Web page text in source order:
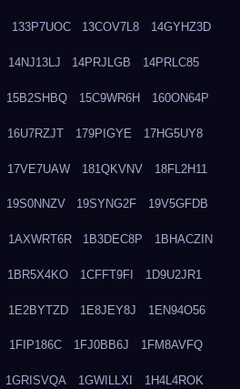
133P7UOC 13COV7L8 14GYHZ3D
14NJ13LJ 14PRJLGB 14PRLC85
15B2SHBQ 15C9WR6H 160ON64P
16U7RZJT 179PIGYE 17HG5UY8
17VE7UAW 181QKVNV 18FL2H11
19S0NNZV 19SYNG2F 19V5GFDB
1AXWRT6R 1B3DEC8P 1BHACZIN
1BR5X4KO 1CFFT9FI 1D9U2JR1
1E2BYTZD 1E8JEY8J 1EN94O56
1FIP186C 1FJ0BB6J 1FM8AVFQ
1GRISVQA 1GWILLXI 1H4L4ROK